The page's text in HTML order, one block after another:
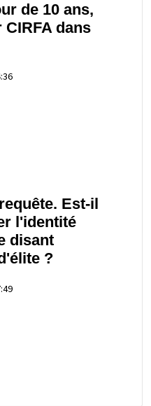
de 10 ans,
dans
Est-il
l'identité
disant
?